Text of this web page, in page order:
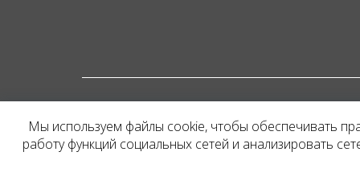
Представленная на
и не является
Мы используем файлы cookie, чтобы обеспечивать
работу функций социальных сетей и анализировать